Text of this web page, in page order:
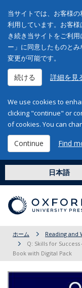
当サイトでは、お客様
利用しています。お客
き続き当サイトをご利
ー」に同意したものと
変更が可能です。
続ける 詳細を見
We use cookies to
clicking "continue" or
of cookies. You can
Continue Find
日本語
ホーム Reading and
Q: Skills for
Book with Digital Pack